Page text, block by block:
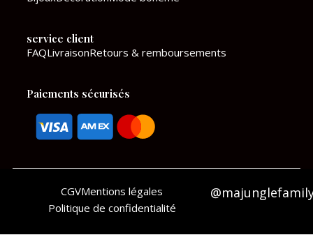
service client
FAQLivraisonRetours & remboursements
Paiements sécurisés
CGVMentions légales
Politique de confidentialité